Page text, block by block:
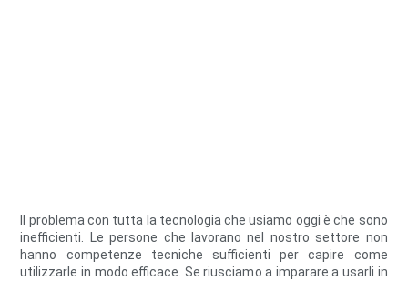
Il problema con tutta la tecnologia che usiamo oggi è che sono
inefficienti. Le persone che lavorano nel nostro settore non
hanno competenze tecniche sufficienti per capire come
utilizzarle in modo efficace. Se riusciamo a imparare a usarli in